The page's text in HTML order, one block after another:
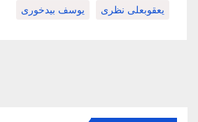
یعقوبعلی نظری یوسف بیدخوری